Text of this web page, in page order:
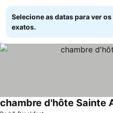
Selecione as datas para ver
exatos.
chambre d'hôte Sainte